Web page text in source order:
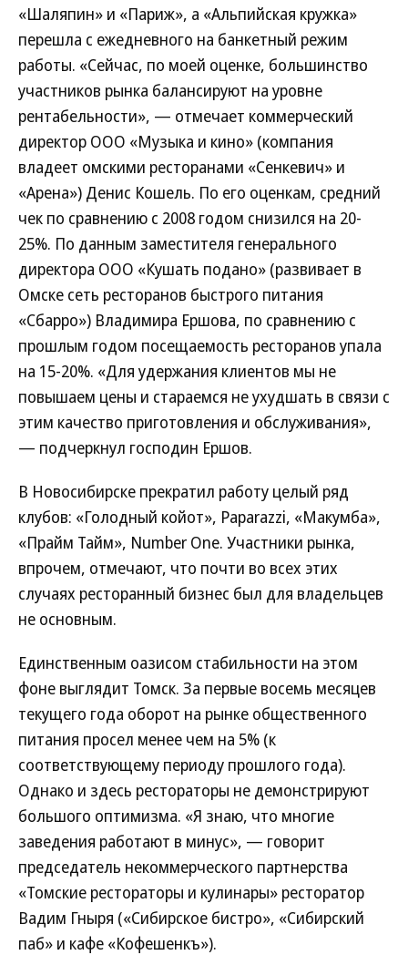
«Шаляпин» и «Париж», а «Альпийская кружка»
перешла с ежедневного на банкетный режим
работы. «Сейчас, по моей оценке, большинство
участников рынка балансируют на уровне
рентабельности», — отмечает коммерческий
директор ООО «Музыка и кино» (компания
владеет омскими ресторанами «Сенкевич» и
«Арена») Денис Кошель. По его оценкам, средний
чек по сравнению с 2008 годом снизился на 20-
25%. По данным заместителя генерального
директора ООО «Кушать подано» (развивает в
Омске сеть ресторанов быстрого питания
«Сбарро») Владимира Ершова, по сравнению с
прошлым годом посещаемость ресторанов упала
на 15-20%. «Для удержания клиентов мы не
повышаем цены и стараемся не ухудшать в связи с
этим качество приготовления и обслуживания»,
— подчеркнул господин Ершов.
В Новосибирске прекратил работу целый ряд
клубов: «Голодный койот», Paparazzi, «Макумба»,
«Прайм Тайм», Number One. Участники рынка,
впрочем, отмечают, что почти во всех этих
случаях ресторанный бизнес был для владельцев
не основным.
Единственным оазисом стабильности на этом
фоне выглядит Томск. За первые восемь месяцев
текущего года оборот на рынке общественного
питания просел менее чем на 5% (к
соответствующему периоду прошлого года).
Однако и здесь рестораторы не демонстрируют
большого оптимизма. «Я знаю, что многие
заведения работают в минус», — говорит
председатель некоммерческого партнерства
«Томские рестораторы и кулинары» ресторатор
Вадим Гныря («Сибирское бистро», «Сибирский
паб» и кафе «Кофешенкъ»).